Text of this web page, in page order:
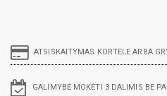
ATSISKAITYMAS KORTELE ARBA
GALIMYBĖ MOKĖTI 3 DALIMIS BE